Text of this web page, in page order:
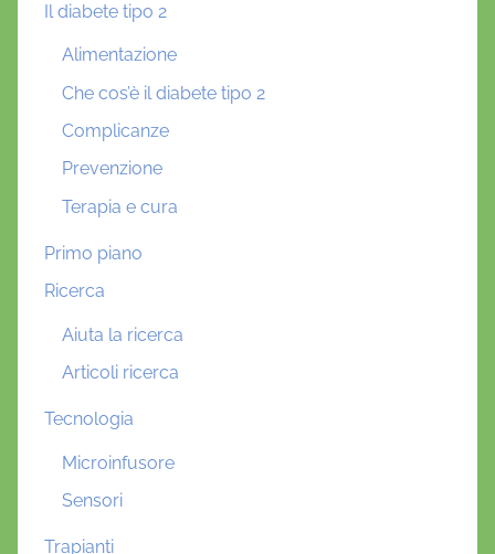
Il diabete tipo 2
Alimentazione
Che cos’è il diabete tipo 2
Complicanze
Prevenzione
Terapia e cura
Primo piano
Ricerca
Aiuta la ricerca
Articoli ricerca
Tecnologia
Microinfusore
Sensori
Trapianti